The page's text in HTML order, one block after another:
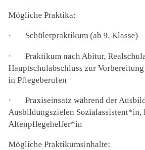
Mögliche Praktika:
· Schülerpraktikum (ab 9. Klasse)
·Praktikum nach Abitur,
Hauptschulabschluss zur
in Pflegeberufen
·Praxiseinsatz während der
Ausbildungszielen Sozialassistent*in,
Altenpflegehelfer*in
Mögliche Praktikumsinhalte: